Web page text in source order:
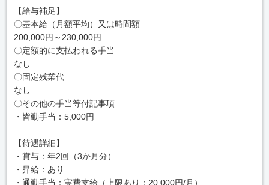
【給与補足】
〇基本給（月額平均）又は時間額
200,000円～230,000円
〇定額的に支払われる手当
なし
〇固定残業代
なし
〇その他の手当等付記事項
・皆勤手当：5,000円
【待遇詳細】
・賞与：年2回（3か月分）
・昇給：あり
・通勤手当：実費支給（上限あり：20,000円/月）